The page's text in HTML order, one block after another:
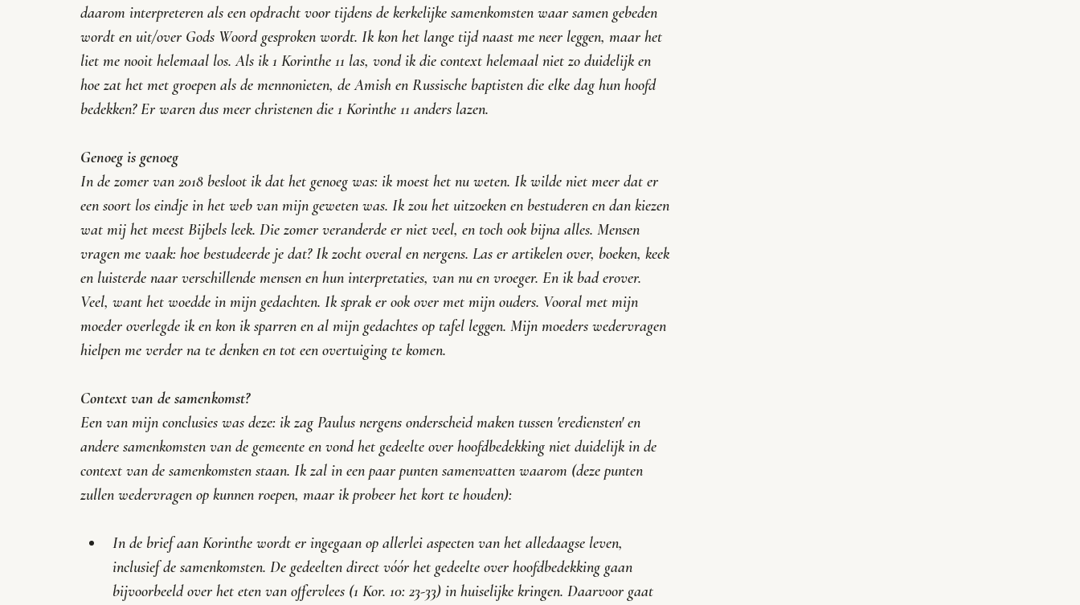
daarom interpreteren als een opdracht voor tijdens de kerkelijke samenkomsten waar samen gebeden
wordt en uit/over Gods Woord gesproken wordt. Ik kon het lange tijd naast me neer leggen, maar het
liet me nooit helemaal los. Als ik 1 Korinthe 11 las, vond ik die context helemaal niet zo duidelijk en
hoe zat het met groepen als de mennonieten, de Amish en Russische baptisten die elke dag hun hoofd
bedekken? Er waren dus meer christenen die 1 Korinthe 11 anders lazen.
Genoeg is genoeg
In de zomer van 2018 besloot ik dat het genoeg was: ik moest het nu weten. Ik wilde niet meer dat er
een soort los eindje in het web van mijn geweten was. Ik zou het uitzoeken en bestuderen en dan kiezen
wat mij het meest Bijbels leek. Die zomer veranderde er niet veel, en toch ook bijna alles. Mensen
vragen me vaak: hoe bestudeerde je dat? Ik zocht overal en nergens. Las er artikelen over, boeken, keek
en luisterde naar verschillende mensen en hun interpretaties, van nu en vroeger. En ik bad erover.
Veel, want het woedde in mijn gedachten. Ik sprak er ook over met mijn ouders. Vooral met mijn
moeder overlegde ik en kon ik sparren en al mijn gedachtes op tafel leggen. Mijn moeders wedervragen
hielpen me verder na te denken en tot een overtuiging te komen.
Context van de samenkomst?
Een van mijn conclusies was deze: ik zag Paulus nergens onderscheid maken tussen 'erediensten' en
andere samenkomsten van de gemeente en vond het gedeelte over hoofdbedekking niet duidelijk in de
context van de samenkomsten staan. Ik zal in een paar punten samenvatten waarom (deze punten
zullen wedervragen op kunnen roepen, maar ik probeer het kort te houden):
In de brief aan Korinthe wordt er ingegaan op allerlei aspecten van het alledaagse leven,
inclusief de samenkomsten. De gedeelten direct vóór het gedeelte over hoofdbedekking gaan
bijvoorbeeld over het eten van offervlees (1 Kor. 10: 23-33) in huiselijke kringen. Daarvoor gaat